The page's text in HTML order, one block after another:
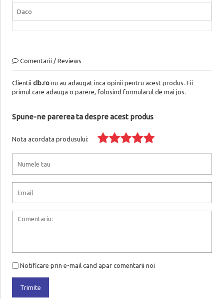
Daco
Comentarii / Reviews
Clientii clb.ronu au adaugat inca opinii pentru acest produs. Fii
primul care adauga o parere, folosind formularul de mai jos.
Spune-ne parerea ta despre acest produs
Nota acordata produsului:
Notificare prin e-mail cand apar comentarii noi
Trimite